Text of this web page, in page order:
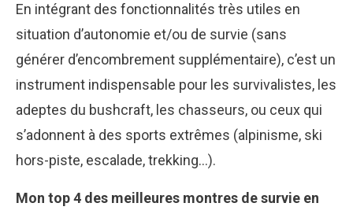
En intégrant des fonctionnalités très utiles en
situation d’autonomie et/ou de survie (sans
générer d’encombrement supplémentaire), c’est un
instrument indispensable pour les survivalistes, les
adeptes du bushcraft, les chasseurs, ou ceux qui
s’adonnent à des sports extrêmes (alpinisme, ski
hors-piste, escalade, trekking…).
Mon top 4 des meilleures montres de survie en